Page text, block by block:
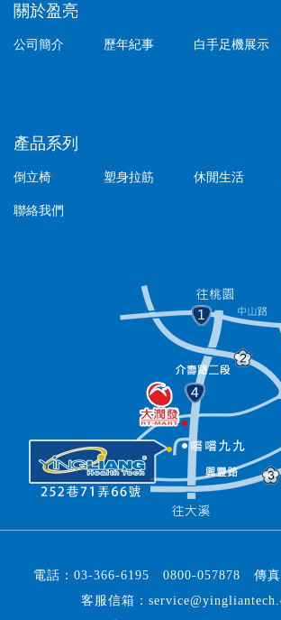
關於盈亮
公司簡介 歷年紀事 白手足機展示
產品系列
倒立椅 塑身拉筋 休閒生活
聯絡我們
電話： 03-366-6195 0800-057878 傳真
客服信箱：